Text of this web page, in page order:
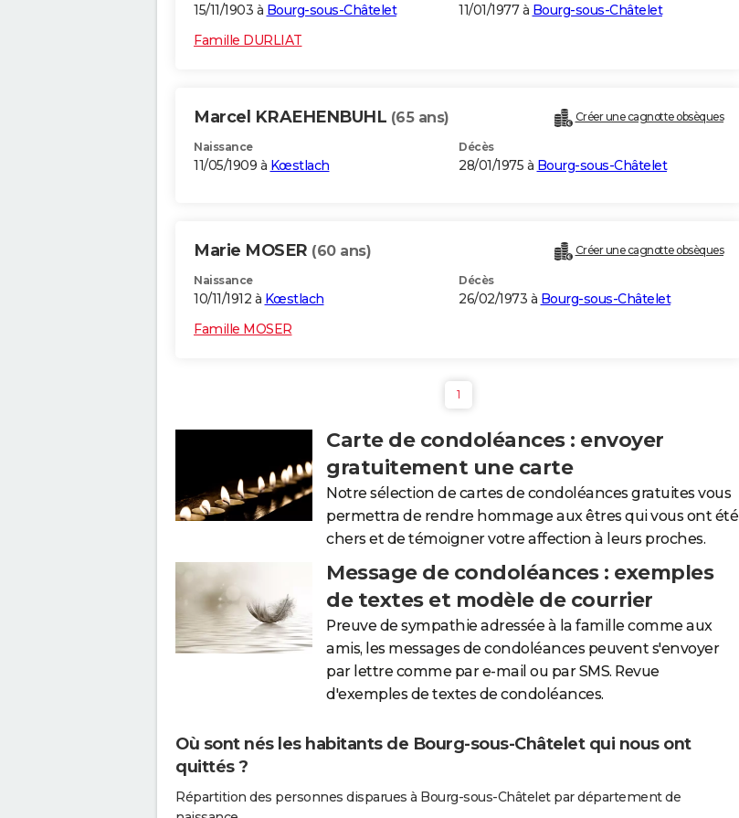
15/11/1903 à Bourg-sous-Châtelet 11/01/1977 à Bourg-sous-Châtelet
Famille DURLIAT
Marcel KRAEHENBUHL (65 ans) Créer une cagnotte obsèques
Naissance
11/05/1909 à Kœstlach
Décès
28/01/1975 à Bourg-sous-Châtelet
Marie MOSER (60 ans) Créer une cagnotte obsèques
Naissance
10/11/1912 à Kœstlach
Décès
26/02/1973 à Bourg-sous-Châtelet
Famille MOSER
1
Carte de condoléances : envoyer
gratuitement une carte
Notre sélection de cartes de condoléances gratuites vous
permettra de rendre hommage aux êtres qui vous ont été
chers et de témoigner votre affection à leurs proches.
Message de condoléances : exemples
de textes et modèle de courrier
Preuve de sympathie adressée à la famille comme aux
amis, les messages de condoléances peuvent s'envoyer
par lettre comme par e-mail ou par SMS. Revue
d'exemples de textes de condoléances.
Où sont nés les habitants de Bourg-sous-Châtelet qui nous ont
quittés ?
Répartition des personnes disparues à Bourg-sous-Châtelet par département de